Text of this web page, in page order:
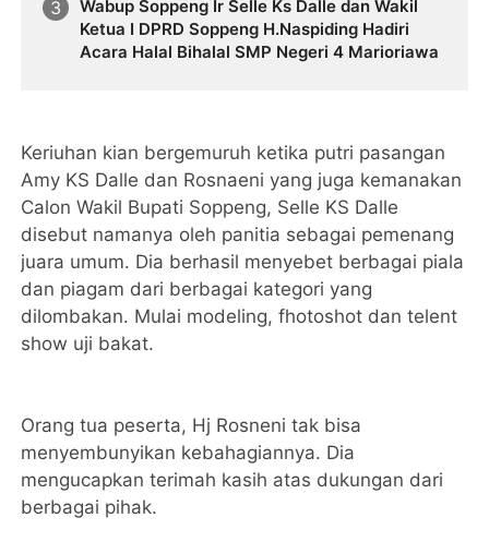
Wabup Soppeng Ir Selle Ks Dalle dan Wakil
Ketua I DPRD Soppeng H.Naspiding Hadiri
Acara Halal Bihalal SMP Negeri 4 Marioriawa
Keriuhan kian bergemuruh ketika putri pasangan
Amy KS Dalle dan Rosnaeni yang juga kemanakan
Calon Wakil Bupati Soppeng, Selle KS Dalle
disebut namanya oleh panitia sebagai pemenang
juara umum. Dia berhasil menyebet berbagai piala
dan piagam dari berbagai kategori yang
dilombakan. Mulai modeling, fhotoshot dan telent
show uji bakat.
Orang tua peserta, Hj Rosneni tak bisa
menyembunyikan kebahagiannya. Dia
mengucapkan terimah kasih atas dukungan dari
berbagai pihak.